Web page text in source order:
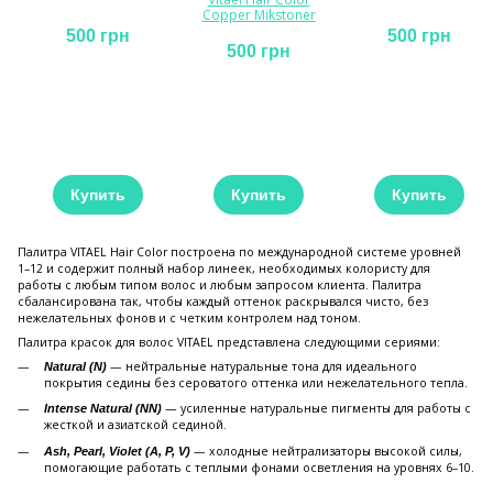
500 грн
Купить
Copper Mikstoner
500 грн
Купить
500 грн
Купить
Палитра VITAEL Hair Color построена по международной системе уровней
1–12 и содержит полный набор линеек, необходимых колористу для
работы с любым типом волос и любым запросом клиента. Палитра
сбалансирована так, чтобы каждый оттенок раскрывался чисто, без
нежелательных фонов и с четким контролем над тоном.
Палитра красок для волос VITAEL представлена следующими сериями:
Natural (N) — нейтральные натуральные тона для идеального
покрытия седины без сероватого оттенка или нежелательного тепла.
Intense Natural (NN) — усиленные натуральные пигменты для работы с
жесткой и азиатской сединой.
Ash, Pearl, Violet (A, P, V) — холодные нейтрализаторы высокой силы,
помогающие работать с теплыми фонами осветления на уровнях 6–10.